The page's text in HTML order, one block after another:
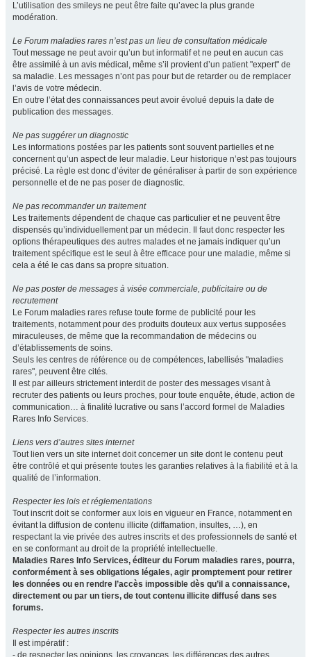
L’utilisation des smileys ne peut être faite qu’avec la plus grande
modération.
Le Forum maladies rares n’est pas un lieu de consultation médicale
Tout message ne peut avoir qu’un but informatif et ne peut en aucun cas
être assimilé à un avis médical, même s’il provient d’un patient "expert" de
sa maladie. Les messages n’ont pas pour but de retarder ou de remplacer
l’avis de votre médecin.
En outre l’état des connaissances peut avoir évolué depuis la date de
publication des messages.
Ne pas suggérer un diagnostic
Les informations postées par les patients sont souvent partielles et ne
concernent qu’un aspect de leur maladie. Leur historique n’est pas toujours
précisé. La règle est donc d’éviter de généraliser à partir de son expérience
personnelle et de ne pas poser de diagnostic.
Ne pas recommander un traitement
Les traitements dépendent de chaque cas particulier et ne peuvent être
dispensés qu’individuellement par un médecin. Il faut donc respecter les
options thérapeutiques des autres malades et ne jamais indiquer qu’un
traitement spécifique est le seul à être efficace pour une maladie, même si
cela a été le cas dans sa propre situation.
Ne pas poster de messages à visée commerciale, publicitaire ou de
recrutement
Le Forum maladies rares refuse toute forme de publicité pour les
traitements, notamment pour des produits douteux aux vertus supposées
miraculeuses, de même que la recommandation de médecins ou
d’établissements de soins.
Seuls les centres de référence ou de compétences, labellisés "maladies
rares", peuvent être cités.
Il est par ailleurs strictement interdit de poster des messages visant à
recruter des patients ou leurs proches, pour toute enquête, étude, action de
communication… à finalité lucrative ou sans l’accord formel de Maladies
Rares Info Services.
Liens vers d’autres sites internet
Tout lien vers un site internet doit concerner un site dont le contenu peut
être contrôlé et qui présente toutes les garanties relatives à la fiabilité et à la
qualité de l’information.
Respecter les lois et réglementations
Tout inscrit doit se conformer aux lois en vigueur en France, notamment en
évitant la diffusion de contenu illicite (diffamation, insultes, …), en
respectant la vie privée des autres inscrits et des professionnels de santé et
en se conformant au droit de la propriété intellectuelle.
Maladies Rares Info Services, éditeur du Forum maladies rares, pourra,
conformément à ses obligations légales, agir promptement pour retirer
les données ou en rendre l’accès impossible dès qu’il a connaissance,
directement ou par un tiers, de tout contenu illicite diffusé dans ses
forums.
Respecter les autres inscrits
Il est impératif :
- de respecter les opinions, les croyances, les différences des autres